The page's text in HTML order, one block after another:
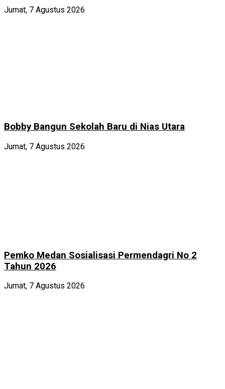
Jumat, 7 Agustus 2026
Bobby Bangun Sekolah Baru di Nias Utara
Jumat, 7 Agustus 2026
Pemko Medan Sosialisasi Permendagri No 2
Tahun 2026
Jumat, 7 Agustus 2026